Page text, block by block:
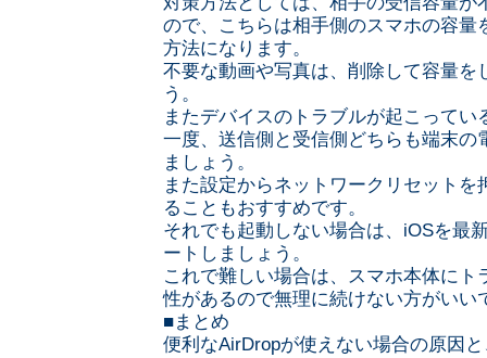
ので、こちらは相手側のスマホの容量
方法になります。
不要な動画や写真は、削除して容量を
う。
またデバイスのトラブルが起こってい
一度、送信側と受信側どちらも端末の
ましょう。
また設定からネットワークリセットを
ることもおすすめです。
それでも起動しない場合は、iOSを最
ートしましょう。
これで難しい場合は、スマホ本体にト
性があるので無理に続けない方がいい
■まとめ
便利なAirDropが使えない場合の原因